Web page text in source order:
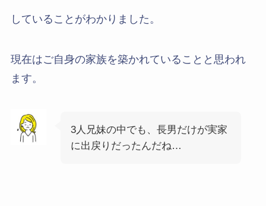
していることがわかりました。
現在はご自身の家族を築かれていることと思われ
ます。
3人兄妹の中でも、長男だけが実家
に出戻りだったんだね…